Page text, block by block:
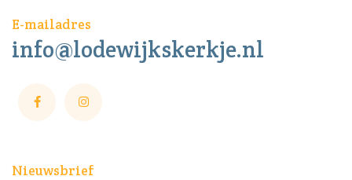
E-mailadres
info@lodewijkskerkje.nl
Nieuwsbrief